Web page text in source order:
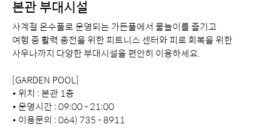
본관 부대시설
사계절 온수풀로 운영되는 가든풀에서 물놀이를 즐기고
여행 중 활력 충전을 위한 피트니스 센터와 피로 회복을 위한
사우나까지 다양한 부대시설을 편안히 이용하세요.
[GARDEN POOL]
• 위치 : 본관 1층
• 운영시간 : 09:00 - 21:00
• 이용문의 : 064) 735 - 8911